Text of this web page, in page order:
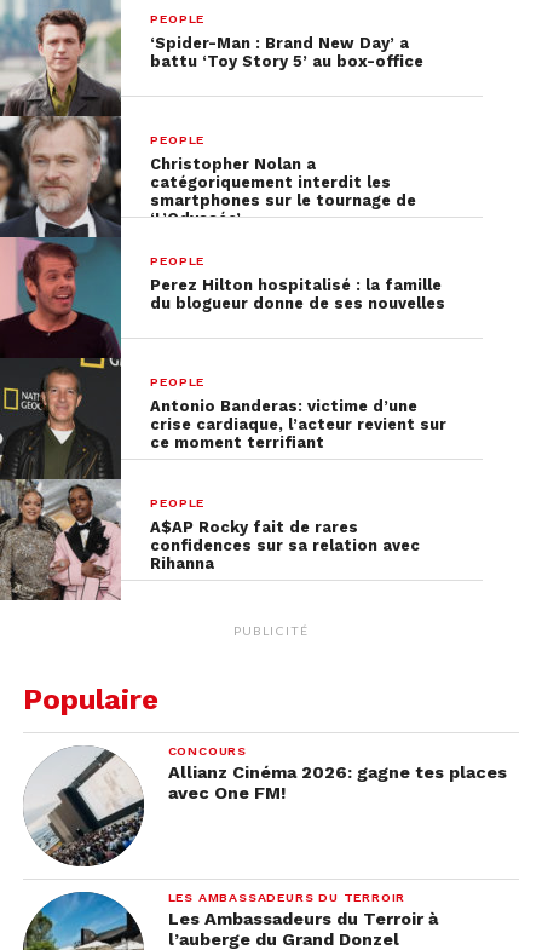
PEOPLE
‘Spider-Man : Brand New Day’ a
battu ‘Toy Story 5’ au box-office
PEOPLE
Christopher Nolan a
catégoriquement interdit les
smartphones sur le tournage de
‘L’Odyssée’
PEOPLE
Perez Hilton hospitalisé : la famille
du blogueur donne de ses nouvelles
PEOPLE
Antonio Banderas: victime d’une
crise cardiaque, l’acteur revient sur
ce moment terrifiant
PEOPLE
A$AP Rocky fait de rares
confidences sur sa relation avec
Rihanna
PUBLICITÉ
Populaire
CONCOURS
Allianz Cinéma 2026: gagne tes places
avec One FM!
LES AMBASSADEURS DU TERROIR
Les Ambassadeurs du Terroir à
l’auberge du Grand Donzel